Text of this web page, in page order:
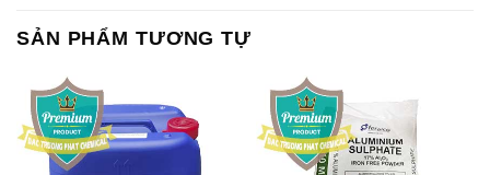
SẢN PHẨM TƯƠNG TỰ